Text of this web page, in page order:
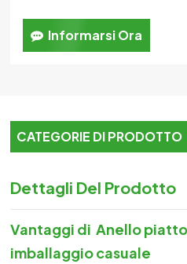
Informarsi Ora
CATEGORIE DI PRODOTTO
Dettagli Del Prodotto
Vantaggi di Anello
imballaggio casuale